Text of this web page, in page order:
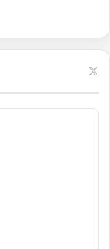
r